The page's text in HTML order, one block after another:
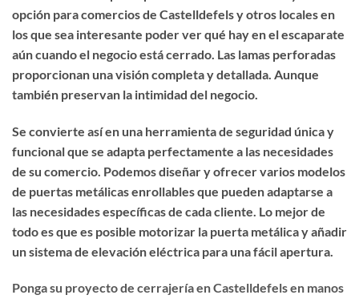
opción para comercios de Castelldefels y otros locales en
los que sea interesante poder ver qué hay en el escaparate
aún cuando el negocio está cerrado. Las lamas perforadas
proporcionan una visión completa y detallada. Aunque
también preservan la intimidad del negocio.
Se convierte así en una herramienta de seguridad única y
funcional que se adapta perfectamente a las necesidades
de su comercio. Podemos diseñar y ofrecer varios modelos
de puertas metálicas enrollables que pueden adaptarse a
las necesidades específicas de cada cliente. Lo mejor de
todo es que es posible motorizar la puerta metálicay añadir
un sistema de elevación eléctrica para una fácil apertura.
Ponga su proyecto de cerrajería en Castelldefels en manos